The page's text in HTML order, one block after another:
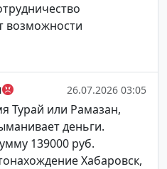
возможности
26.07.2026 03:05
Турай или Рамазан,
деньги.
139000 руб.
Хабаровск,